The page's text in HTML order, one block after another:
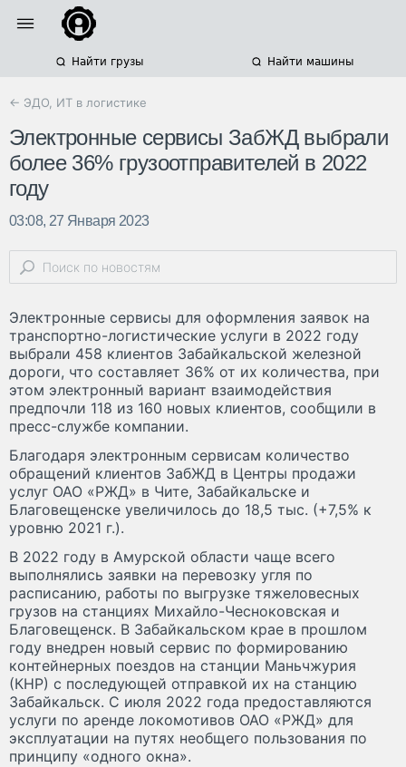
Найти грузы Найти машины
← ЭДО, ИТ в логистике
Электронные сервисы ЗабЖД выбрали
более 36% грузоотправителей в 2022
году
03:08, 27 Января 2023
Электронные сервисы для оформления заявок на
транспортно-логистические услуги в 2022 году
выбрали 458 клиентов Забайкальской железной
дороги, что составляет 36% от их количества, при
этом электронный вариант взаимодействия
предпочли 118 из 160 новых клиентов, сообщили в
пресс-службе компании.
Благодаря электронным сервисам количество
обращений клиентов ЗабЖД в Центры продажи
услуг ОАО «РЖД» в Чите, Забайкальске и
Благовещенске увеличилось до 18,5 тыс. (+7,5% к
уровню 2021 г.).
В 2022 году в Амурской области чаще всего
выполнялись заявки на перевозку угля по
расписанию, работы по выгрузке тяжеловесных
грузов на станциях Михайло-Чесноковская и
Благовещенск. В Забайкальском крае в прошлом
году внедрен новый сервис по формированию
контейнерных поездов на станции Маньчжурия
(КНР) с последующей отправкой их на станцию
Забайкальск. С июля 2022 года предоставляются
услуги по аренде локомотивов ОАО «РЖД» для
эксплуатации на путях необщего пользования по
принципу «одного окна».